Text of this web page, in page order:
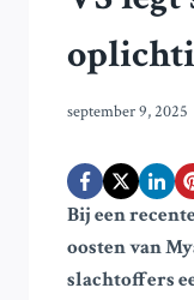
september 9, 2025
Bij een
oosten van
slachtoffers